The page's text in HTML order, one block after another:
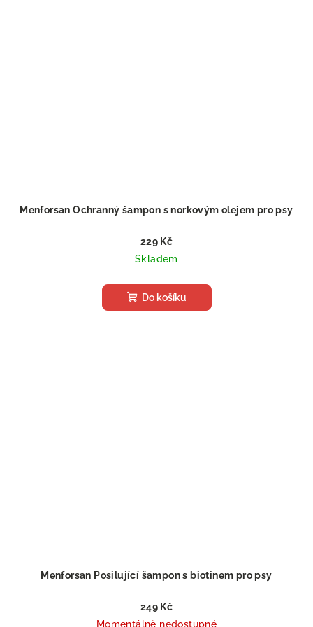
Menforsan Ochranný šampon s norkovým olejem pro psy
229 Kč
Skladem
Do košíku
Menforsan Posilující šampon s biotinem pro psy
249 Kč
Momentálně nedostupné